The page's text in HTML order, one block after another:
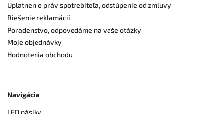
Uplatnenie práv spotrebiteľa, odstúpenie od zmluvy
Riešenie reklamácií
Poradenstvo, odpovedáme na vaše otázky
Moje objednávky
Hodnotenia obchodu
Navigácia
LED pásiky